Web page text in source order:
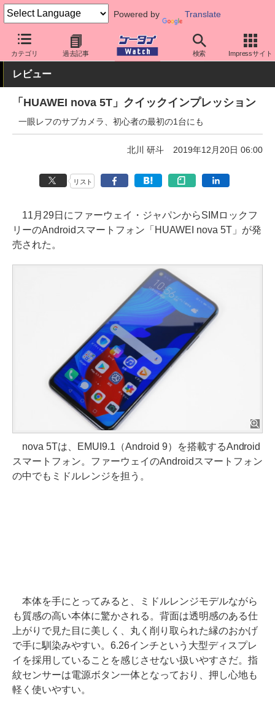
Powered by Translate
カテゴリ 過去記事 検索 Impressサイト
ケータイ Watch OS Android ファーウェイ
レビュー
「HUAWEI nova 5T」クイックインプレッション
一眼レフのサブカメラ、初心者の最初の1台にも
北川 研斗 2019年12月20日 06:00
リスト
11月29日にファーウェイ・ジャパンからSIMロックフ
リーのAndroidスマートフォン「HUAWEI nova 5T」が発
売された。
nova 5Tは、EMUI9.1（Android 9）を搭載するAndroid
スマートフォン。ファーウェイのAndroidスマートフォン
の中でもミドルレンジを担う。
本体を手にとってみると、ミドルレンジモデルながら
も質感の高い本体に驚かされる。背面は透明感のある仕
上がりで見た目に美しく、丸く削り取られた縁のおかげ
で手に馴染みやすい。6.26インチという大型ディスプレ
イを採用していることを感じさせない扱いやすさだ。指
紋センサーは電源ボタン一体となっており、押し心地も
軽く使いやすい。